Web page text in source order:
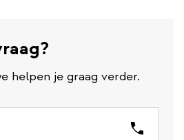
helpen je graag verder.